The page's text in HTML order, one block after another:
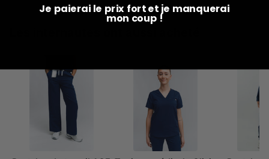
Je paierai le prix fort et je manquerai
mon coup !